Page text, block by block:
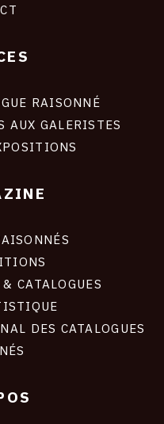
RAISONNÉ
AUX GALERISTES
CATALOGUES
DES CATALOGUES